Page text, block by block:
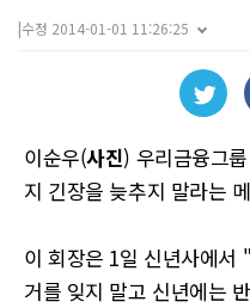
|수정 2014-01-01 11:26:25
이순우(사진) 우리금융그
지 긴장을 늦추지 말라는
이 회장은 1일 신년사에서
거를 잊지 말고 신년에는